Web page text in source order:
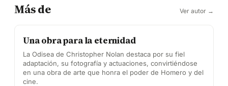
Más de Ver autor →
Una obra para la eternidad
La Odisea de Christopher Nolan destaca por su fiel
adaptación, su fotografía y actuaciones, convirtiéndose
en una obra de arte que honra el poder de Homero y del
cine.